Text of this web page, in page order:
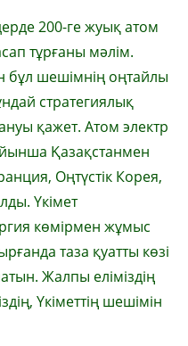
200-ге жуық атом
тұрғаны мәлім.
шешімнің оңтайлы
стратегиялық
қажет. Атом электр
Қазақстанмен
Оңтүстік Корея,
Үкімет
көмірмен жұмыс
таза қуатты көзі
Жалпы еліміздің
Үкіметтің шешімін